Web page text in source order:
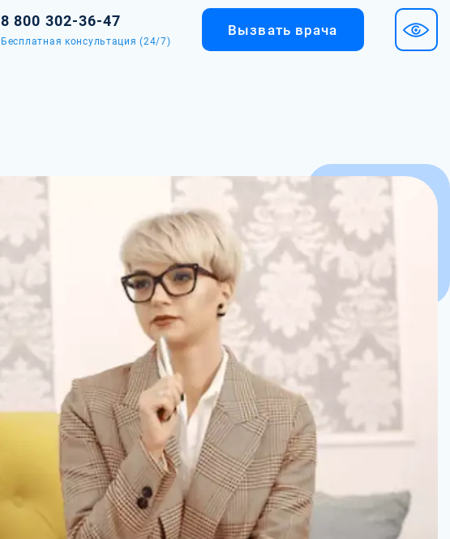
8 800 302-36-47
Бесплатная консультация (24/7)
Вызвать врача